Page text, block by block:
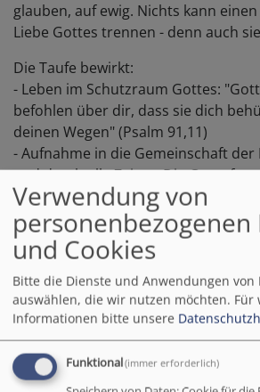
glauben, auf ewig. Nichts kann
Liebe Gottes trennen - denn auch
Die Taufe bewirkt:
- Leben im Schutzraum Gottes:
befohlen über dir, dass sie dich
deinen Wegen" (Psalm 91,11)
- Aufnahme in die Gemeinschaft der
und durch alle Zeiten. Die
Töchter, sind Kinder Gottes und
weltweite Familie.
- Begabung mit den Gaben des
Freude, Frieden, Geduld,
Rücksichtnahme und
5,22)
- Ein neuer Mensch werden. Ganz
die Taufe den Täufling mit in den
Auferstehung Jesu Christi. Alles, was
Verwendung von
personenbezogenen
und Cookies
Bitte die Dienste und Anwendungen
auswählen, die wir nutzen möchten. Für
Informationen bitte unsere
Funktional(immer erforderlich)